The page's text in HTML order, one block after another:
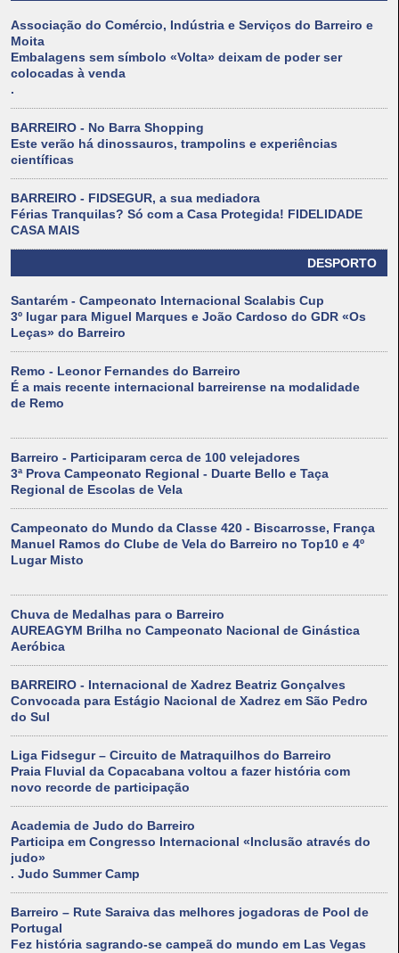
Associação do Comércio, Indústria e Serviços do Barreiro e
Moita
Embalagens sem símbolo «Volta» deixam de poder ser
colocadas à venda
.
BARREIRO - No Barra Shopping
Este verão há dinossauros, trampolins e experiências
científicas
BARREIRO - FIDSEGUR, a sua mediadora
Férias Tranquilas? Só com a Casa Protegida! FIDELIDADE
CASA MAIS
DESPORTO
Santarém - Campeonato Internacional Scalabis Cup
3º lugar para Miguel Marques e João Cardoso do GDR «Os
Leças» do Barreiro
Remo - Leonor Fernandes do Barreiro
É a mais recente internacional barreirense na modalidade
de Remo
Barreiro - Participaram cerca de 100 velejadores
3ª Prova Campeonato Regional - Duarte Bello e Taça
Regional de Escolas de Vela
Campeonato do Mundo da Classe 420 - Biscarrosse, França
Manuel Ramos do Clube de Vela do Barreiro no Top10 e 4º
Lugar Misto
Chuva de Medalhas para o Barreiro
AUREAGYM Brilha no Campeonato Nacional de Ginástica
Aeróbica
BARREIRO - Internacional de Xadrez Beatriz Gonçalves
Convocada para Estágio Nacional de Xadrez em São Pedro
do Sul
Liga Fidsegur – Circuito de Matraquilhos do Barreiro
Praia Fluvial da Copacabana voltou a fazer história com
novo recorde de participação
Academia de Judo do Barreiro
Participa em Congresso Internacional «Inclusão através do
judo»
. Judo Summer Camp
Barreiro – Rute Saraiva das melhores jogadoras de Pool de
Portugal
Fez história sagrando-se campeã do mundo em Las Vegas